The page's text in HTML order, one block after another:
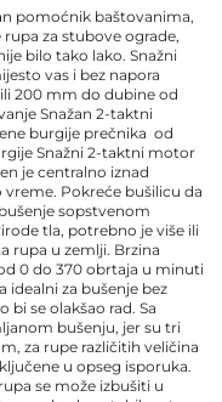
pomoćnik baštovanima,
za stubove ograde,
bilo tako lako. Snažni
vas i bez napora
200 mm do dubine od
Snažan 2-taktni
burgije prečnika od
Snažni 2-taktni motor
je centralno iznad
Pokreće bušilicu da
sopstvenom
tla, potrebno je više ili
rupa u zemlji. Brzina
0 do 370 obrtaja u minuti
idealni za bušenje bez
bi se olakšao rad. Sa
bušenju, jer su tri
za rupe različitih veličina
u opseg isporuka.
se može izbušiti u